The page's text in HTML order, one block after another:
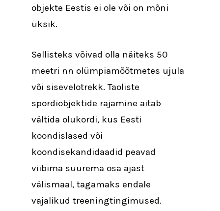
objekte Eestis ei ole või on mõni
üksik.
Sellisteks võivad olla näiteks 50
meetri nn olümpiamõõtmetes ujula
või sisevelotrekk. Taoliste
spordiobjektide rajamine aitab
vältida olukordi, kus Eesti
koondislased või
koondisekandidaadid peavad
viibima suurema osa ajast
välismaal, tagamaks endale
vajalikud treeningtingimused.